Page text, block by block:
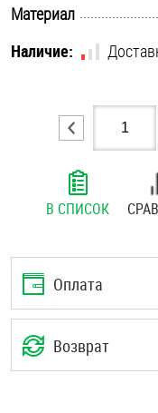
Шпильки
Шплинты
Штифты и
Материал
Наличие:
В СПИСОК
Оплата
Возврат